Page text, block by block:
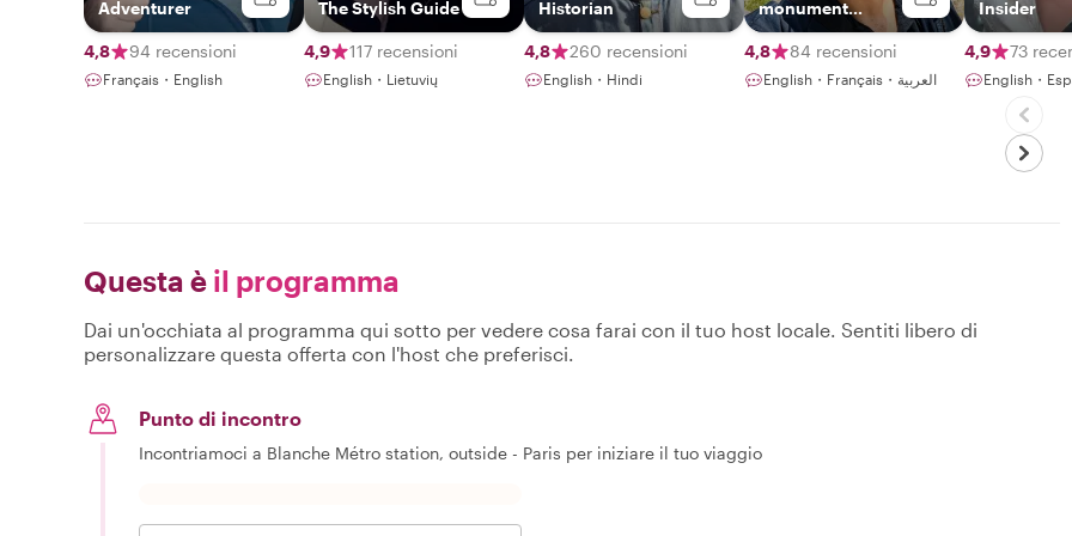
Adventurer
4,8 94 recensioni
Français・English
The Stylish Guide
4,9 117 recensioni
English・Lietuvių
Historian
4,8 260 recensioni
English・Hindi
monument
spokesman
4,8
84 recensioni
English・Français・العربية
Insider
4,9 73
English・
Questa è il programma
Dai un'occhiata al programma qui sotto per vedere cosa farai con il tuo host locale. Sentiti libero di
personalizzare questa offerta con l'host che preferisci.
Punto di incontro
Incontriamoci a Blanche Métro station, outside - Paris per iniziare il tuo viaggio